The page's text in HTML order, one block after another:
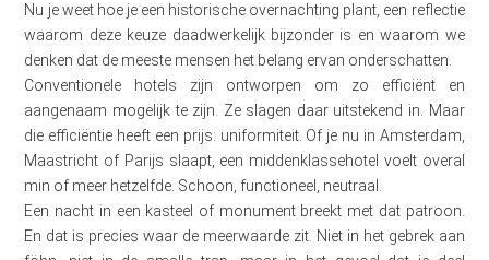
Nu je weet hoe je een historische overnachting plant, een reflectie
waarom deze keuze daadwerkelijk bijzonder is en waarom we
denken dat de meeste mensen het belang ervan onderschatten.
Conventionele hotels zijn ontworpen om zo efficiënt en
aangenaam mogelijk te zijn. Ze slagen daar uitstekend in. Maar
die efficiëntie heeft een prijs: uniformiteit. Of je nu in Amsterdam,
Maastricht of Parijs slaapt, een middenklassehotel voelt overal
min of meer hetzelfde. Schoon, functioneel, neutraal.
Een nacht in een kasteel of monument breekt met dat patroon.
En dat is precies waar de meerwaarde zit. Niet in het gebrek aan